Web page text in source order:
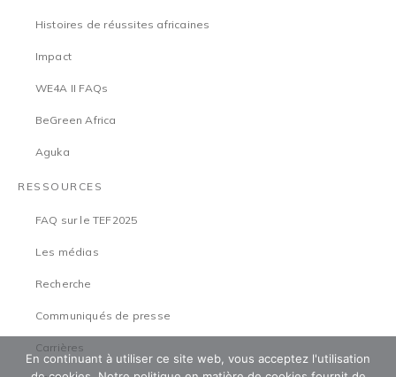
Histoires de réussites africaines
Impact
WE4A II FAQs
BeGreen Africa
Aguka
RESSOURCES
FAQ sur le TEF2025
Les médias
Recherche
Communiqués de presse
Carrières
En continuant à utiliser ce site web, vous acceptez l'utilisation